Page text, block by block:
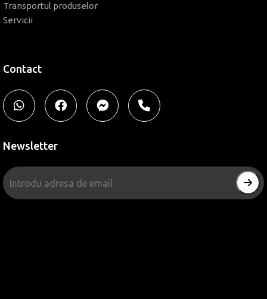
Transportul produselor
Servicii
Contact
Newsletter